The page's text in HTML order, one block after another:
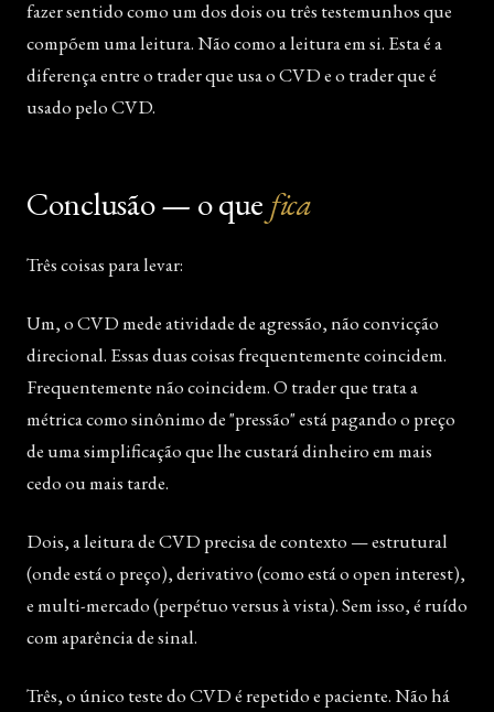
fazer sentido como um dos dois ou três testemunhos que
compõem uma leitura. Não como a leitura em si. Esta é a
diferença entre o trader que usa o CVD e o trader que é
usado pelo CVD.
Conclusão — o que fica
Três coisas para levar:
Um, o CVD mede atividade de agressão, não convicção
direcional. Essas duas coisas frequentemente coincidem.
Frequentemente não coincidem. O trader que trata a
métrica como sinônimo de "pressão" está pagando o preço
de uma simplificação que lhe custará dinheiro em mais
cedo ou mais tarde.
Dois, a leitura de CVD precisa de contexto — estrutural
(onde está o preço), derivativo (como está o open interest),
e multi-mercado (perpétuo versus à vista). Sem isso, é ruído
com aparência de sinal.
Três, o único teste do CVD é repetido e paciente. Não há